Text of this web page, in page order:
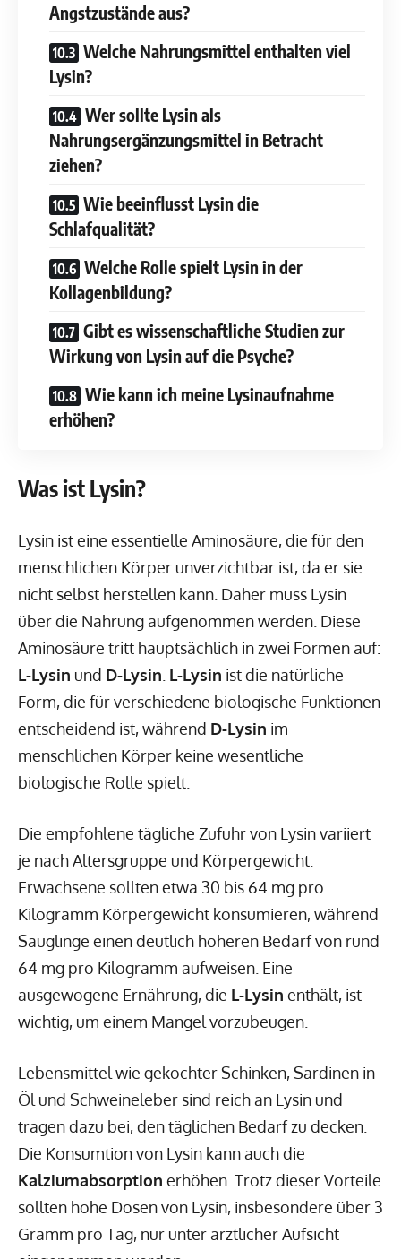
Angstzustände aus?
Welche Nahrungsmittel enthalten viel
Lysin?
Wer sollte Lysin als
Nahrungsergänzungsmittel in Betracht
ziehen?
Wie beeinflusst Lysin die
Schlafqualität?
Welche Rolle spielt Lysin in der
Kollagenbildung?
Gibt es wissenschaftliche Studien zur
Wirkung von Lysin auf die Psyche?
Wie kann ich meine Lysinaufnahme
erhöhen?
Was ist Lysin?
Lysin ist eine essentielle Aminosäure, die für den
menschlichen Körper unverzichtbar ist, da er sie
nicht selbst herstellen kann. Daher muss Lysin
über die Nahrung aufgenommen werden. Diese
Aminosäure tritt hauptsächlich in zwei Formen auf:
L-Lysin und D-Lysin L-Lysin ist die natürliche
Form, die für verschiedene biologische Funktionen
entscheidend ist, während D-Lysin im
menschlichen Körper keine wesentliche
biologische Rolle spielt.
Die empfohlene tägliche Zufuhr von Lysin variiert
je nach Altersgruppe und Körpergewicht.
Erwachsene sollten etwa 30 bis 64 mg pro
Kilogramm Körpergewicht konsumieren, während
Säuglinge einen deutlich höheren Bedarf von rund
64 mg pro Kilogramm aufweisen. Eine
ausgewogene Ernährung, die L-Lysin enthält, ist
wichtig, um einem Mangel vorzubeugen.
Lebensmittel wie gekochter Schinken, Sardinen in
Öl und Schweineleber sind reich an Lysin und
tragen dazu bei, den täglichen Bedarf zu decken.
Die Konsumtion von Lysin kann auch die
Kalziumabsorption erhöhen. Trotz dieser Vorteile
sollten hohe Dosen von Lysin, insbesondere über 3
Gramm pro Tag, nur unter ärztlicher Aufsicht